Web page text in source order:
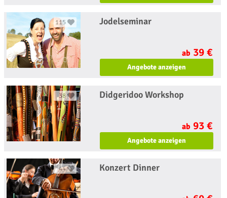
115 Jodelseminar
ab 39 €
Angebote anzeigen
38 Didgeridoo Workshop
ab 93 €
Angebote anzeigen
44 Konzert Dinner